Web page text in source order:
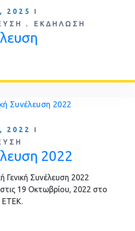
2025
ΕΚΔΉΛΩΣΗ
2022
2022
Γενική Συνέλευση 2022
19 Οκτωβρίου, 2022 στο
ΕΤΕΚ.